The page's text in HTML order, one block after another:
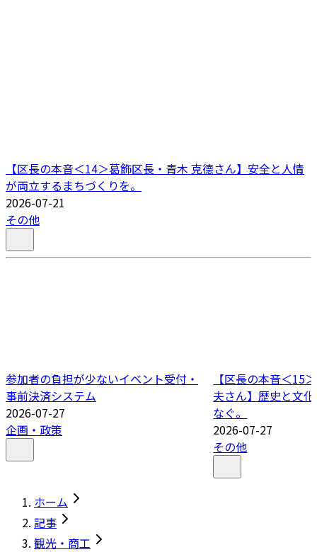
【区長の本音＜14＞葛飾区長・青木 克德さん】安全と人情
が両立するまちづくりを。
2026-07-21
その他
参加者の負担が少ないイベント受付・
事前決済システム
2026-07-27
企画・政策
【区長の本音＜15
夫さん】歴史と文
なぐ。
2026-07-27
その他
ホーム
記事
観光・商工